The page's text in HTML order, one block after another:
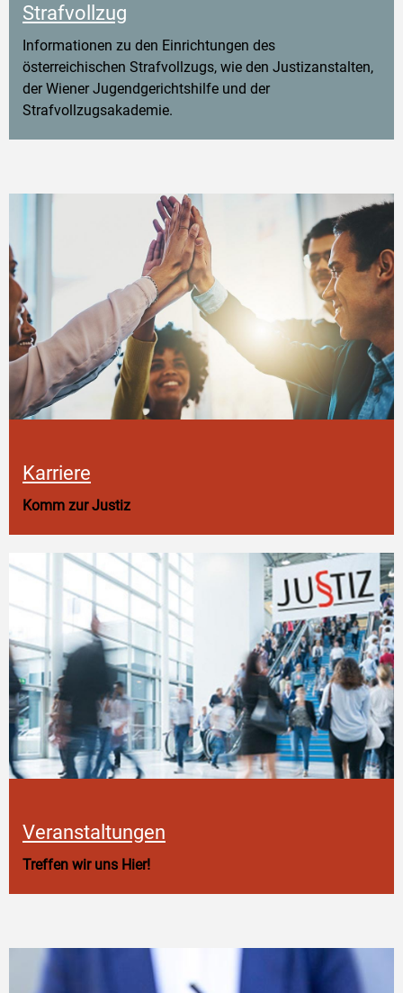
Strafvollzug
Informationen zu den Einrichtungen des
österreichischen Strafvollzugs, wie den Justizanstalten,
der Wiener Jugendgerichtshilfe und der
Strafvollzugsakademie.
Karriere
Komm zur Justiz
Veranstaltungen
Treffen wir uns Hier!